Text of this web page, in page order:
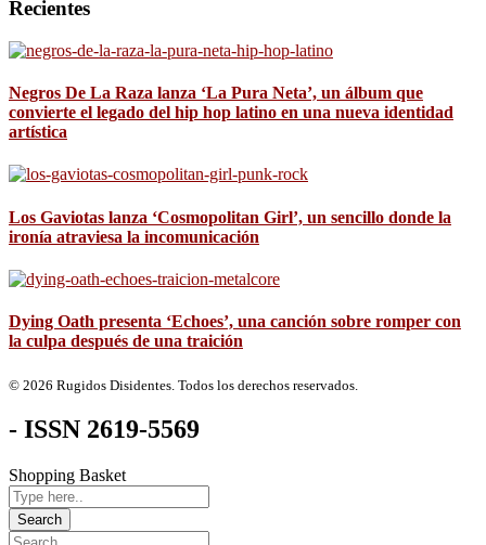
Recientes
Negros De La Raza lanza ‘La Pura Neta’, un álbum que
convierte el legado del hip hop latino en una nueva identidad
artística
Los Gaviotas lanza ‘Cosmopolitan Girl’, un sencillo donde la
ironía atraviesa la incomunicación
Dying Oath presenta ‘Echoes’, una canción sobre romper con
la culpa después de una traición
© 2026 Rugidos Disidentes. Todos los derechos reservados.
- ISSN 2619-5569
Shopping Basket